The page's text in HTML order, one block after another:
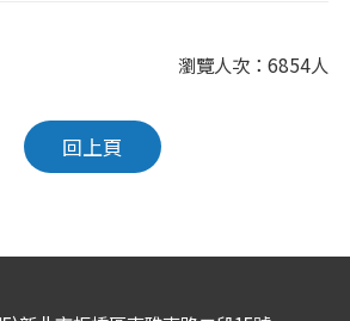
瀏覽人次：6854人
回上頁